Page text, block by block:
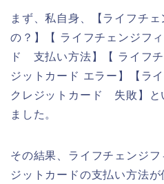
まず、私自身、【ライフチ
の？】【 ライフチェンジフ
ド 支払い方法】【 ライフ
ジットカード エラー】【ラ
クレジットカード 失敗】と
ました。
その結果、ライフチェンジ
ジットカードの支払い方法